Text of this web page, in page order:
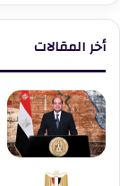
أخر المقالات